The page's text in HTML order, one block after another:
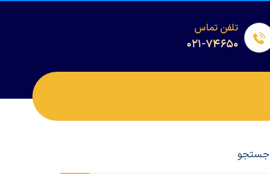
تلفن تماس
۰۲۱-۷۴۶۵۰
جستجو